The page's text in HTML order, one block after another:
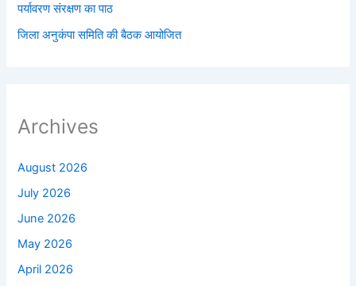
पर्यावरण संरक्षण का पाठ
जिला अनुकंपा समिति की बैठक आयोजित
Archives
August 2026
July 2026
June 2026
May 2026
April 2026